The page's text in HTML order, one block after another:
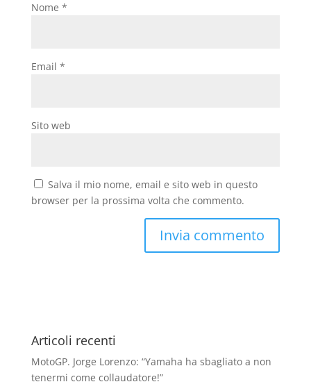
Nome *
Email *
Sito web
Salva il mio nome, email e sito web in questo
browser per la prossima volta che commento.
Articoli recenti
MotoGP. Jorge Lorenzo: “Yamaha ha sbagliato a non
tenermi come collaudatore!”